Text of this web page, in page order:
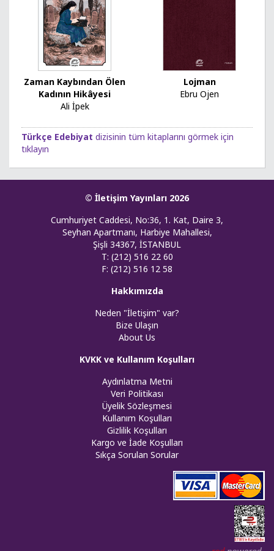
Zaman Kaybından Ölen
Kadının Hikâyesi
Ali İpek
Lojman
Ebru Ojen
Türkçe Edebiyat dizisinin tüm kitaplarını görmek için
tıklayın
© İletişim Yayınları 2026
Cumhuriyet Caddesi, No:36, 1. Kat, Daire 3,
Seyhan Apartmanı, Harbiye Mahallesi,
Şişli 34367, İSTANBUL
T: (212) 516 22 60
F: (212) 516 12 58
Hakkımızda
Neden "İletişim" var?
Bize Ulaşın
About Us
KVKK ve Kullanım Koşulları
Aydınlatma Metni
Veri Politikası
Üyelik Sözleşmesi
Kullanım Koşulları
Gizlilik Koşulları
Kargo ve İade Koşulları
Sıkça Sorulan Sorular
Web